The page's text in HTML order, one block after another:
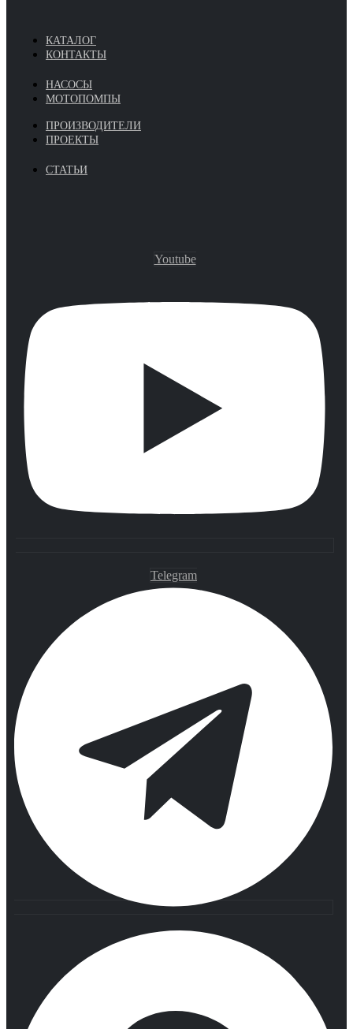
КАТАЛОГ
КОНТАКТЫ
НАСОСЫ
МОТОПОМПЫ
ПРОИЗВОДИТЕЛИ
ПРОЕКТЫ
СТАТЬИ
Youtube
Telegram